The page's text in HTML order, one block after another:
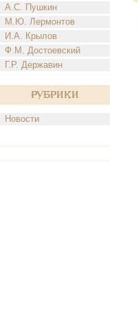
А.С. Пушкин
М.Ю. Лермонтов
И.А. Крылов
Ф.М. Достоевский
Г.Р. Державин
Рубрики
Новости